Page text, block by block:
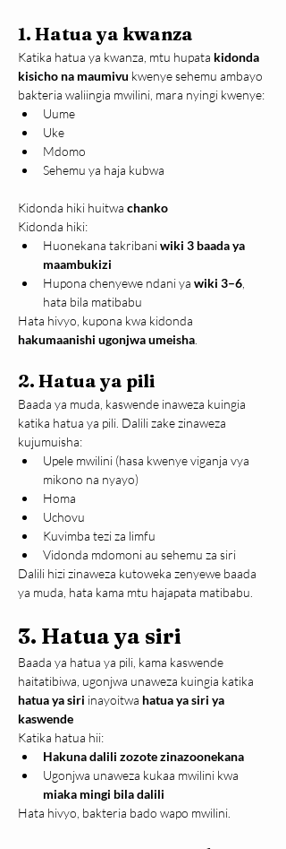
1. Hatua ya kwanza
Katika hatua ya kwanza, mtu hupata kidonda
kisicho na maumivu kwenye sehemu ambayo
bakteria waliingia mwilini, mara nyingi kwenye:
Uume
Uke
Mdomo
Sehemu ya haja kubwa
Kidonda hiki huitwa chanko
Kidonda hiki:
Huonekana takribani wiki 3 baada ya
maambukizi
Hupona chenyewe ndani ya wiki 3–6
hata bila matibabu
Hata hivyo, kupona kwa kidonda
hakumaanishi ugonjwa umeisha
2. Hatua ya pili
Baada ya muda, kaswende inaweza kuingia
katika hatua ya pili. Dalili zake zinaweza
kujumuisha:
Upele mwilini (hasa kwenye viganja vya
mikono na nyayo)
Homa
Uchovu
Kuvimba tezi za limfu
Vidonda mdomoni au sehemu za siri
Dalili hizi zinaweza kutoweka zenyewe baada
ya muda, hata kama mtu hajapata matibabu.
3. Hatua ya siri
Baada ya hatua ya pili, kama kaswende
haitatibiwa, ugonjwa unaweza kuingia katika
hatua ya siri inayoitwa hatua ya siri ya
kaswende
Katika hatua hii:
Hakuna dalili zozote zinazoonekana
Ugonjwa unaweza kukaa mwilini kwa
miaka mingi bila dalili
Hata hivyo, bakteria bado wapo mwilini.